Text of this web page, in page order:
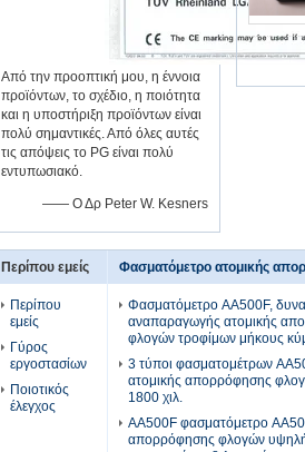
Από την προοπτική μου, η έννοια
προϊόντων, το σχέδιο, η ποιότητα
και η υποστήριξη προϊόντων είναι
πολύ σημαντικές. Από όλες αυτές
τις απόψεις το PG είναι πολύ
εντυπωσιακό.
—— Ο Δρ Peter W. Kesners
Περίπου εμείς
Περίπου
εμείς
Γύρος
εργοστασίων
Ποιοτικός
έλεγχος
Φασματόμετρο ατομικής
Φασματόμετρο AA500F,
αναπαραγωγής ατομικής
φλογών τροφίμων μήκους
3 τύποι φασματομέτρων
ατομικής απορρόφησης
1800 χιλ.
AA500F φασματόμετρο
απορρόφησης φλογών